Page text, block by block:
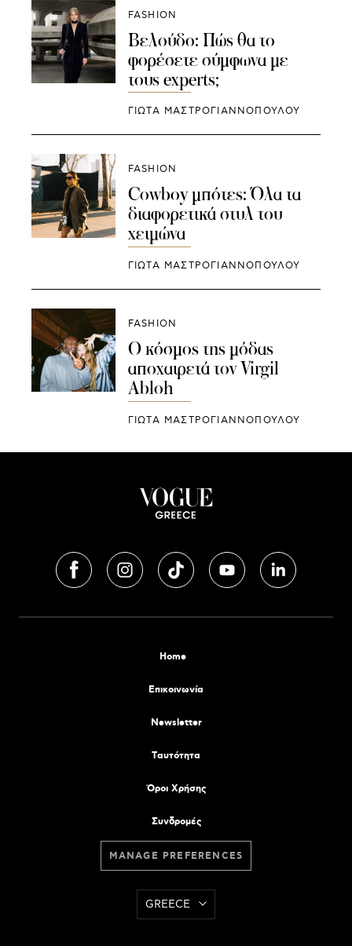
FASHION
Βελούδο: Πώς θα το
φορέσετε σύμφωνα με
τους experts;
ΓΙΩΤΑ ΜΑΣΤΡΟΓΙΑΝΝΟΠΟΥΛΟΥ
FASHION
Cowboy μπότες: Όλα τα
διαφορετικά στυλ του
χειμώνα
ΓΙΩΤΑ ΜΑΣΤΡΟΓΙΑΝΝΟΠΟΥΛΟΥ
FASHION
Ο κόσμος της μόδας
αποχαιρετά τον Virgil
Abloh
ΓΙΩΤΑ ΜΑΣΤΡΟΓΙΑΝΝΟΠΟΥΛΟΥ
Home
Επικοινωνία
Newsletter
Tαυτότητα
Όροι Χρήσης
Συνδρομές
MANAGE PREFERENCES
GREECE